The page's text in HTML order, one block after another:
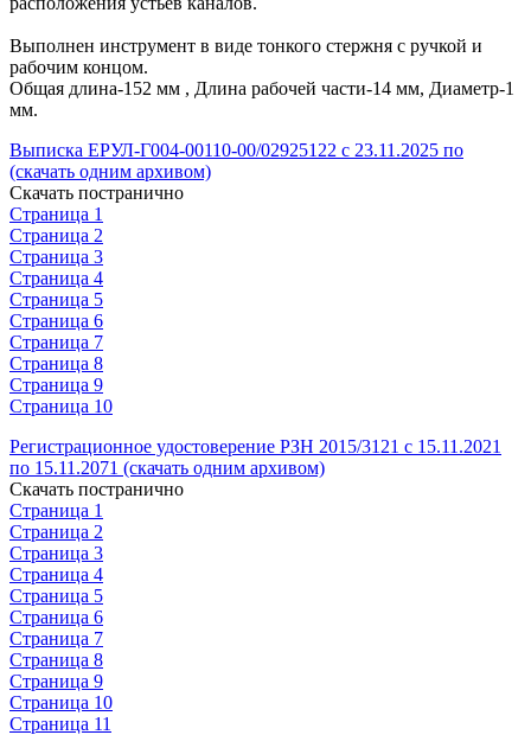
Выполнен инструмент в виде тонкого стержня с ручкой и
рабочим концом.
Общая длина-152 мм , Длина рабочей части-14 мм, Диаметр-1
мм.
Выписка ЕРУЛ-Г004-00110-00/02925122 с 23.11.2025 по
(скачать одним архивом)
Скачать постранично
Страница 1
Страница 2
Страница 3
Страница 4
Страница 5
Страница 6
Страница 7
Страница 8
Страница 9
Страница 10
Регистрационное удостоверение РЗН 2015/3121 с 15.11.2021
по 15.11.2071 (скачать одним архивом)
Скачать постранично
Страница 1
Страница 2
Страница 3
Страница 4
Страница 5
Страница 6
Страница 7
Страница 8
Страница 9
Страница 10
Страница 11